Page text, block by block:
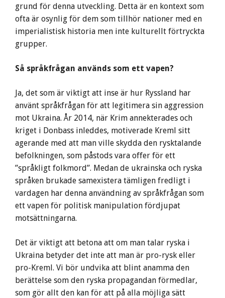
grund för denna utveckling. Detta är en kontext som
ofta är osynlig för dem som tillhör nationer med en
imperialistisk historia men inte kulturellt förtryckta
grupper.
Så språkfrågan används som ett vapen?
Ja, det som är viktigt att inse är hur Ryssland har
använt språkfrågan för att legitimera sin aggression
mot Ukraina. År 2014, när Krim annekterades och
kriget i Donbass inleddes, motiverade Kreml sitt
agerande med att man ville skydda den rysktalande
befolkningen, som påstods vara offer för ett
”språkligt folkmord”. Medan de ukrainska och ryska
språken brukade samexistera tämligen fredligt i
vardagen har denna användning av språkfrågan som
ett vapen för politisk manipulation fördjupat
motsättningarna.
Det är viktigt att betona att om man talar ryska i
Ukraina betyder det inte att man är pro-rysk eller
pro-Kreml. Vi bör undvika att blint anamma den
berättelse som den ryska propagandan förmedlar,
som gör allt den kan för att på alla möjliga sätt